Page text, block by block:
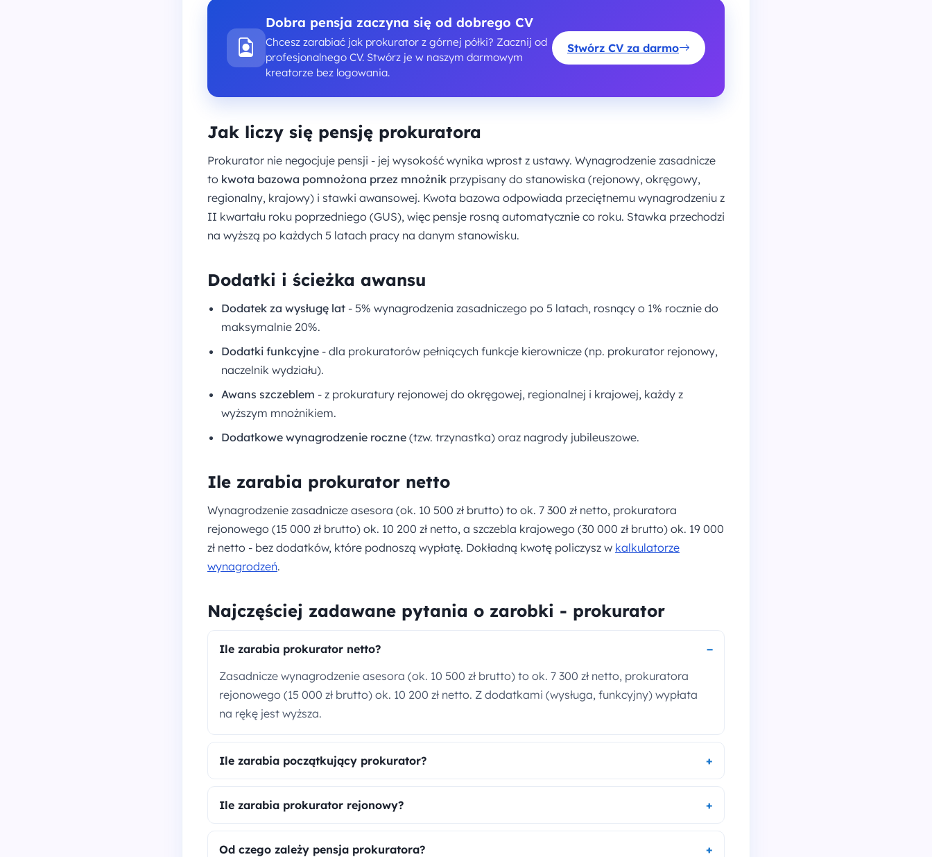
Dobra pensja zaczyna się od dobrego CV
Chcesz zarabiać jak prokurator z górnej półki? Zacznij od
profesjonalnego CV. Stwórz je w naszym darmowym
kreatorze bez logowania.
Stwórz CV za darmo
Jak liczy się pensję prokuratora
Prokurator nie negocjuje pensji - jej wysokość wynika wprost z ustawy. Wynagrodzenie zasadnicze
to kwota bazowa pomnożona przez mnożnik przypisany do stanowiska (rejonowy, okręgowy,
regionalny, krajowy) i stawki awansowej. Kwota bazowa odpowiada przeciętnemu wynagrodzeniu z
II kwartału roku poprzedniego (GUS), więc pensje rosną automatycznie co roku. Stawka przechodzi
na wyższą po każdych 5 latach pracy na danym stanowisku.
Dodatki i ścieżka awansu
Dodatek za wysługę lat - 5% wynagrodzenia zasadniczego po 5 latach, rosnący o 1% rocznie do
maksymalnie 20%.
Dodatki funkcyjne - dla prokuratorów pełniących funkcje kierownicze (np. prokurator rejonowy,
naczelnik wydziału).
Awans szczeblem - z prokuratury rejonowej do okręgowej, regionalnej i krajowej, każdy z
wyższym mnożnikiem.
Dodatkowe wynagrodzenie roczne (tzw. trzynastka) oraz nagrody jubileuszowe.
Ile zarabia prokurator netto
Wynagrodzenie zasadnicze asesora (ok. 10 500 zł brutto) to ok. 7 300 zł netto, prokuratora
rejonowego (15 000 zł brutto) ok. 10 200 zł netto, a szczebla krajowego (30 000 zł brutto) ok. 19 000
zł netto - bez dodatków, które podnoszą wypłatę. Dokładną kwotę policzysz w kalkulatorze
wynagrodzeń.
Najczęściej zadawane pytania o zarobki - prokurator
Ile zarabia prokurator netto?
Zasadnicze wynagrodzenie asesora (ok. 10 500 zł brutto) to ok. 7 300 zł netto, prokuratora
rejonowego (15 000 zł brutto) ok. 10 200 zł netto. Z dodatkami (wysługa, funkcyjny) wypłata
na rękę jest wyższa.
Ile zarabia początkujący prokurator?
Ile zarabia prokurator rejonowy?
Od czego zależy pensja prokuratora?